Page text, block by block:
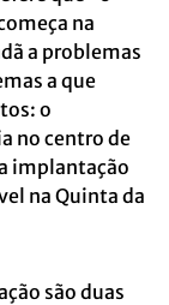
na
a problemas
a que
o
no centro de
implantação
na Quinta da
são duas